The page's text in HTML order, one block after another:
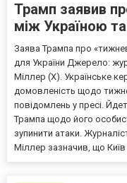
Трамп заявив
між Україною
Заява Трампа про
для України Джерело:
Міллер (Х). Українське
домовленість щодо
повідомлень у пресі.
Трампа щодо його
зупинити атаки.
Міллер зазначив, що Київ